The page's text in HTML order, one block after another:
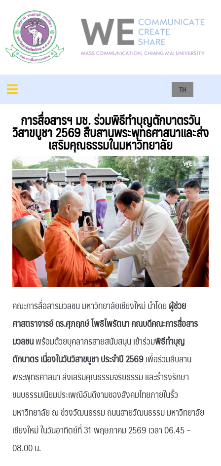
TH
การสื่อสารฯ มช. ร่วมพิธีทำบุญตักบาตรวัน
วิสาขบูชา 2569 สืบสานพระพุทธศาสนาและส่ง
เสริมคุณธรรมในมหาวิทยาลัย
คณะการสื่อสารมวลชน มหาวิทยาลัยเชียงใหม่ นำโดยผู้ช่วย
ศาสตราจารย์ ดร.ศุภฤกษ์ โพธิไพรัตนา คณบดีคณะการสื่อสาร
มวลชนพร้อมด้วยบุคลากรสายสนับสนุน เข้าร่วมพิธีทำบุญ
ตักบาตร เนื่องในวันวิสาขบูชา ประจำปี 2569เพื่อร่วมสืบสาน
พระพุทธศาสนา ส่งเสริมคุณธรรมจริยธรรม และธำรงรักษา
ขนบธรรมเนียมประเพณีอันดีงามของสังคมไทยภายในรั้ว
มหาวิทยาลัย ณ ข่วงวัฒนธรรม ถนนสายวัฒนธรรม มหาวิทยาลัย
เชียงใหม่ ในวันอาทิตย์ที่ 31 พฤษภาคม 2569 เวลา 06.45 –
08.00 น.